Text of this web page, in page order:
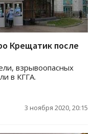
Крещатик после
взрывоопасных
в КГГА.
3 ноября 2020, 20:15